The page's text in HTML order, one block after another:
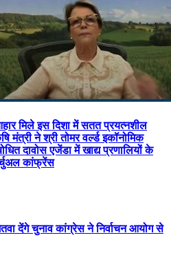
मिले इस दिशा में सतत प्रयत्नशील
मंत्री ने श्री तोमर वर्ल्ड इकॉनोमिक
दावोस एजेंडा में खाद्य प्रणालियों के
कांफ्रेंस
देंगे चुनाव कांग्रेस ने निर्वाचन आयोग से